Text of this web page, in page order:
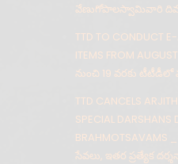
వేణుగోపాలస్వామివారి
TTD TO CONDUCT
ITEMS FROM
నుంచి 19 వరకు టీటీడీలో
TTD CANCELS
SPECIAL DARSHANS
BRAHMOTSAVAMS
సేవలు, ఇతర ప్రత్యేక